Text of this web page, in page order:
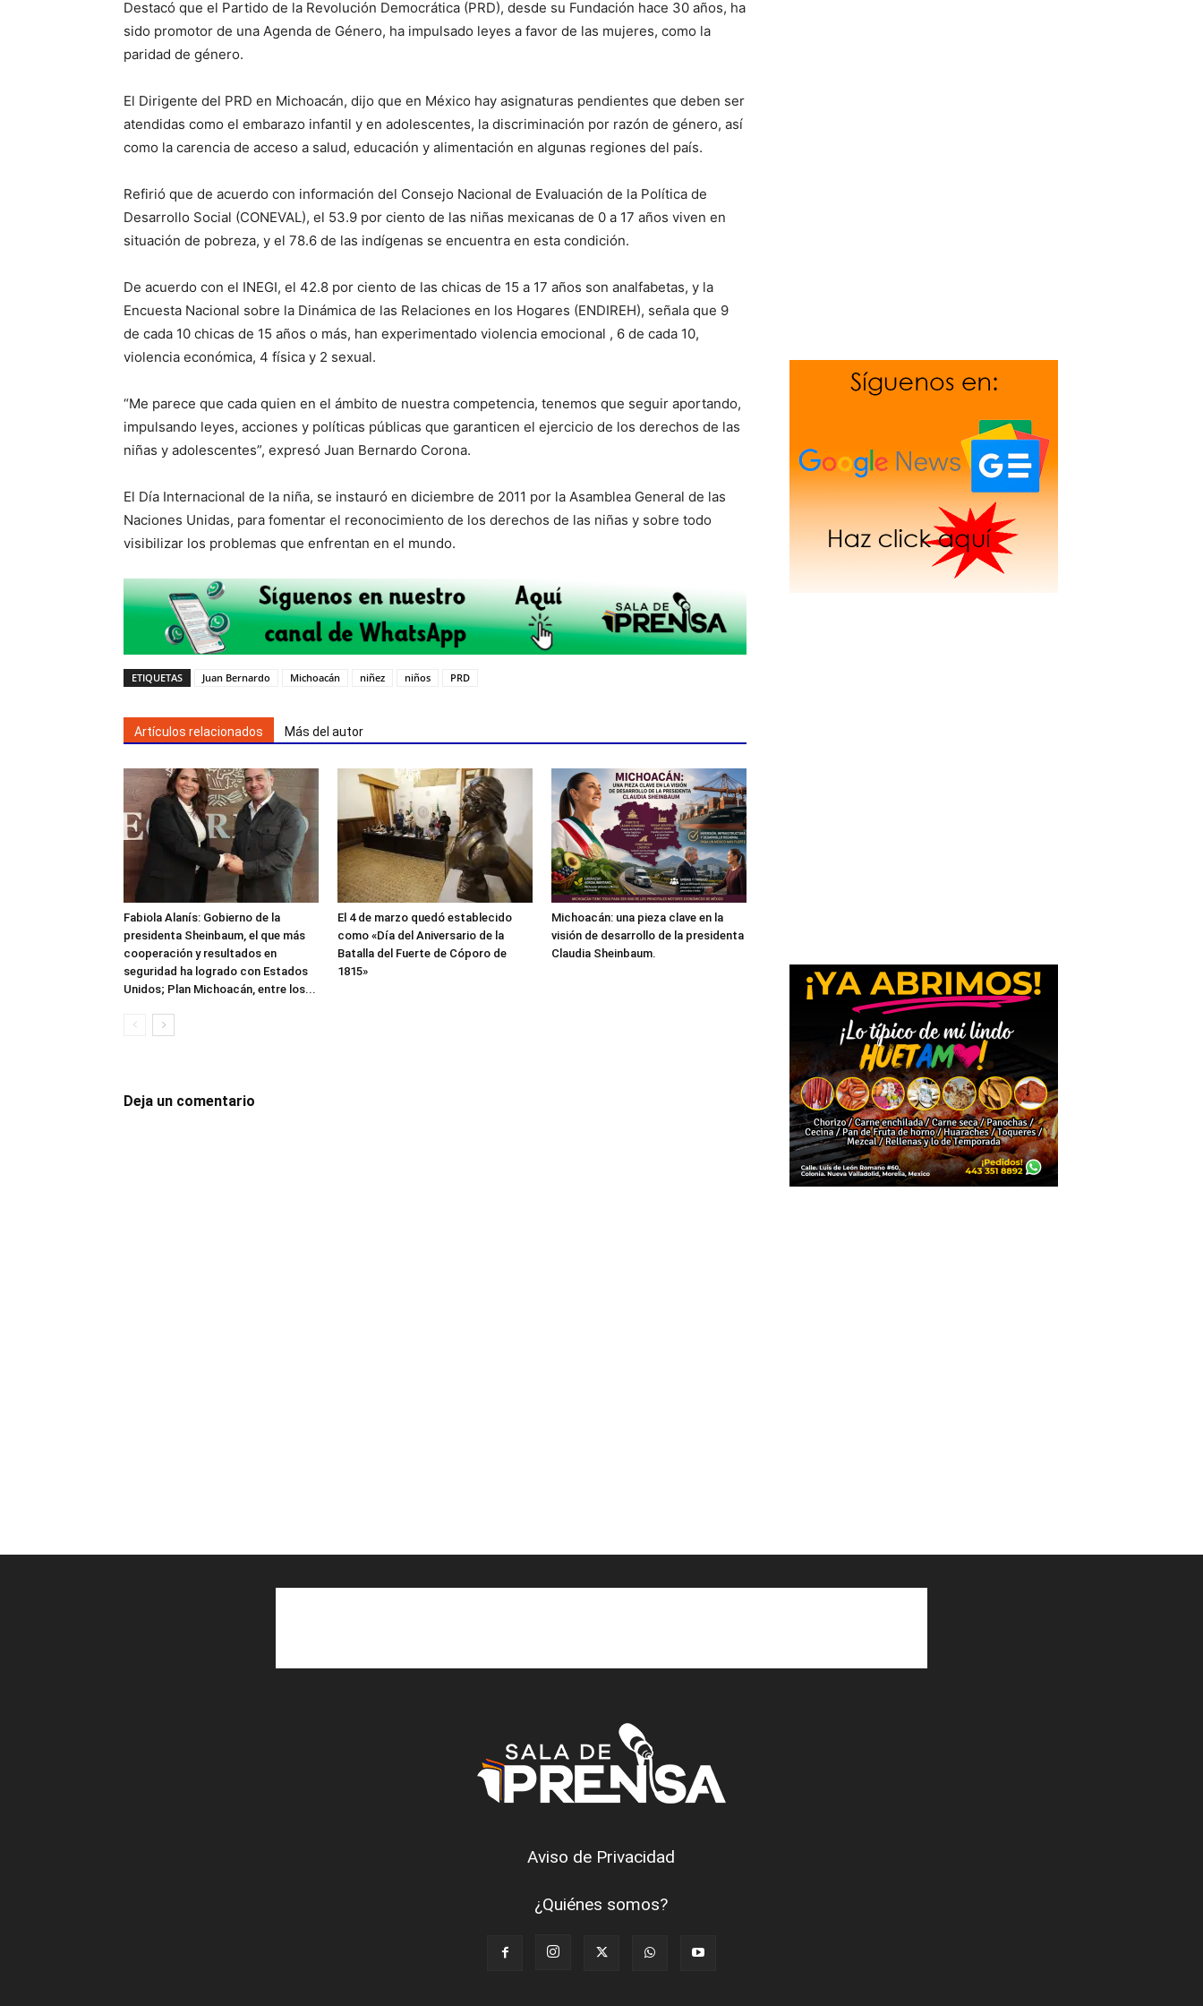
Destacó que el Partido de la Revolución Democrática (PRD), desde su Fundación hace 30 años, ha
sido promotor de una Agenda de Género, ha impulsado leyes a favor de las mujeres, como la
paridad de género.
El Dirigente del PRD en Michoacán, dijo que en México hay asignaturas pendientes que deben ser
atendidas como el embarazo infantil y en adolescentes, la discriminación por razón de género, así
como la carencia de acceso a salud, educación y alimentación en algunas regiones del país.
Refirió que de acuerdo con información del Consejo Nacional de Evaluación de la Política de
Desarrollo Social (CONEVAL), el 53.9 por ciento de las niñas mexicanas de 0 a 17 años viven en
situación de pobreza, y el 78.6 de las indígenas se encuentra en esta condición.
De acuerdo con el INEGI, el 42.8 por ciento de las chicas de 15 a 17 años son analfabetas, y la
Encuesta Nacional sobre la Dinámica de las Relaciones en los Hogares (ENDIREH), señala que 9
de cada 10 chicas de 15 años o más, han experimentado violencia emocional , 6 de cada 10,
violencia económica, 4 física y 2 sexual.
“Me parece que cada quien en el ámbito de nuestra competencia, tenemos que seguir aportando,
impulsando leyes, acciones y políticas públicas que garanticen el ejercicio de los derechos de las
niñas y adolescentes”, expresó Juan Bernardo Corona.
El Día Internacional de la niña, se instauró en diciembre de 2011 por la Asamblea General de las
Naciones Unidas, para fomentar el reconocimiento de los derechos de las niñas y sobre todo
visibilizar los problemas que enfrentan en el mundo.
ETIQUETAS Juan Bernardo Michoacán niñez niños PRD
Artículos relacionados Más del autor
Fabiola Alanís: Gobierno de la
presidenta Sheinbaum, el que más
cooperación y resultados en
seguridad ha logrado con Estados
Unidos; Plan Michoacán, entre los...
El 4 de marzo quedó establecido
como «Día del Aniversario de la
Batalla del Fuerte de Cóporo de
1815»
Michoacán: una pieza clave en la
visión de desarrollo de la presidenta
Claudia Sheinbaum.
Deja un comentario
Aviso de Privacidad
¿Quiénes somos?